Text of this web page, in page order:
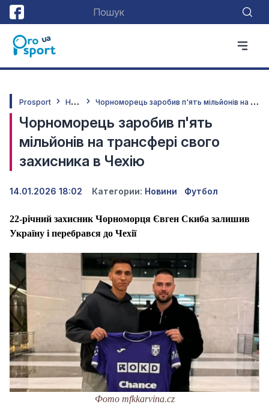
Prosport Н
овини Ч
орноморець заробив п'ять мільйонів на трансфері свого захисника в Чехію
Чорноморець заробив п'ять
мільйонів на трансфері свого
захисника в Чехію
14.01.2026 18:02 Категории: Новини Футбол
22-річний захисник Чорноморця Євген Скиба залишив
Україну і перебрався до Чехії
Фото mfkkarvina.cz